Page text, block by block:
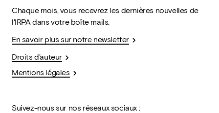
Chaque mois, vous recevrez les dernières nouvelles de
l'IRPA dans votre boîte mails.
En savoir plus sur notre newsletter
Droits d'auteur
Mentions légales
Suivez-nous sur nos réseaux sociaux :